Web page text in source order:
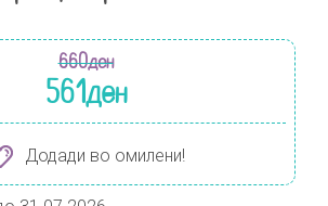
660ден
561ден
Додади во омилени!